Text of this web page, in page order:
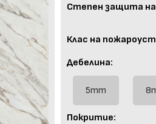
Степен защита на
Клас на
Дебелина:
5mm
Покритие: